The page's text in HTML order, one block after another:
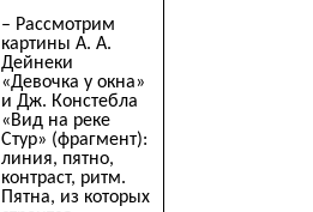
– Рассмотрим
картины А. А.
Дейнеки
«Девочка у окна»
и Дж. Констебла
«Вид на реке
Стур» (фрагмент):
линия, пятно,
контраст, ритм.
Пятна, из которых